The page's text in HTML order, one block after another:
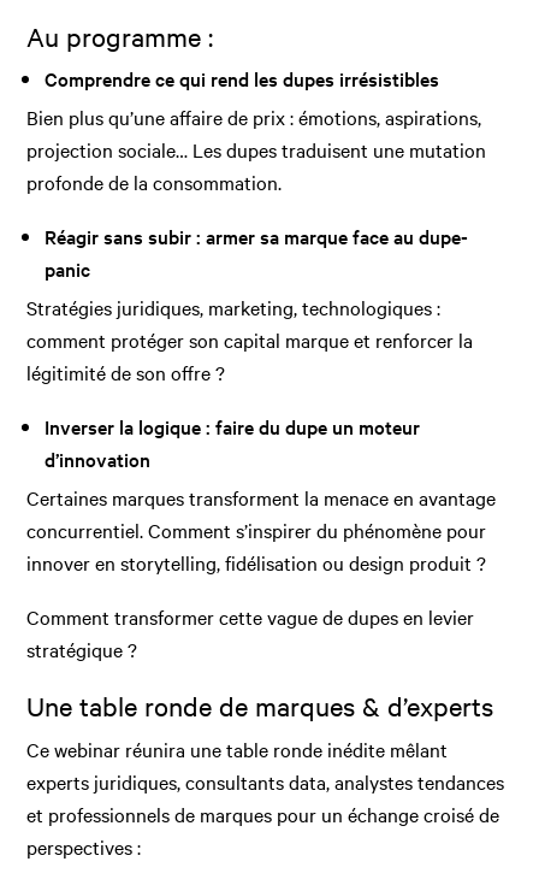
Au programme :
Comprendre ce qui rend les dupes irrésistibles
Bien plus qu’une affaire de prix : émotions, aspirations,
projection sociale… Les dupes traduisent une mutation
profonde de la consommation.
Réagir sans subir : armer sa marque face au dupe-
panic
Stratégies juridiques, marketing, technologiques :
comment protéger son capital marque et renforcer la
légitimité de son offre ?
Inverser la logique : faire du dupe un moteur
d’innovation
Certaines marques transforment la menace en avantage
concurrentiel. Comment s’inspirer du phénomène pour
innover en storytelling, fidélisation ou design produit ?
Comment transformer cette vague de dupes en levier
stratégique ?
Une table ronde de marques & d’experts
Ce webinar réunira une table ronde inédite mêlant
experts juridiques, consultants data, analystes tendances
et professionnels de marques pour un échange croisé de
perspectives :